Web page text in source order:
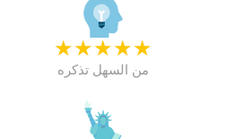
★
★
★
★
★
من السهل تذكره